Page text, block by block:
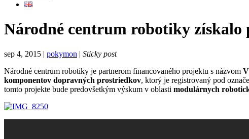
Národné centrum robotiky
sep 4, 2015 | pokymon | Sticky post
Národné centrum robotiky je partnerom financovaného projektu s názvom
komponentov dopravných prostriedkov, ktorý je registrovaný pod
tomto projekte bude predovšetkým výskum v oblasti modulárnych